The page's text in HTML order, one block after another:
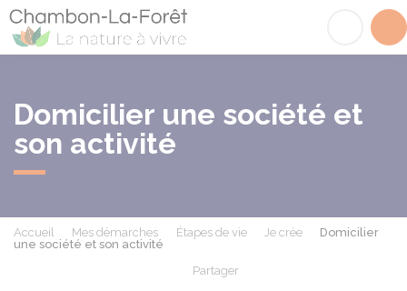
Domicilier une société et
son activité
Accueil Mes démarches Étapes de vie Je crée
Domicilier
une société et son activité
Partager